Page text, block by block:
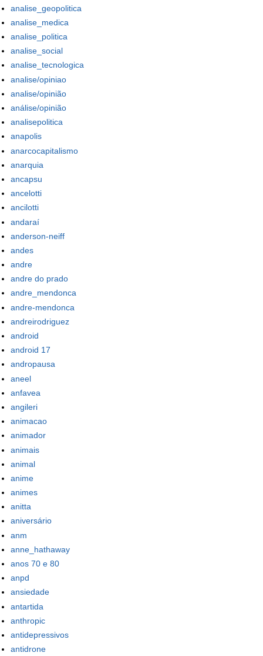
analise_geopolitica
analise_medica
analise_politica
analise_social
analise_tecnologica
analise/opiniao
analise/opinião
análise/opinião
analisepolitica
anapolis
anarcocapitalismo
anarquia
ancapsu
ancelotti
ancilotti
andaraí
anderson-neiff
andes
andre
andre do prado
andre_mendonca
andre-mendonca
andreirodriguez
android
android 17
andropausa
aneel
anfavea
angileri
animacao
animador
animais
animal
anime
animes
anitta
aniversário
anm
anne_hathaway
anos 70 e 80
anpd
ansiedade
antartida
anthropic
antidepressivos
antidrone